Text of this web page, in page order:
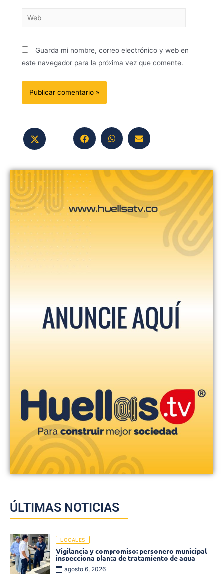
Guarda mi nombre, correo electrónico y web en
este navegador para la próxima vez que comente.
ÚLTIMAS NOTICIAS
LOCALES
Vigilancia y compromiso: personero municipal
inspecciona planta de tratamiento de agua
agosto 6, 2026